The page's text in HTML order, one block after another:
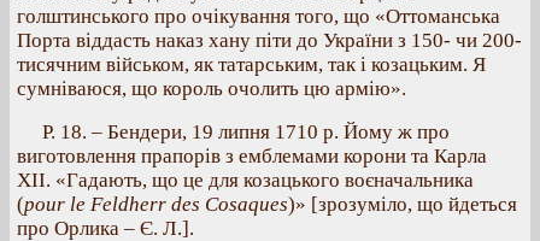
голштинського про очікування того, що «Оттоманська
Порта віддасть наказ хану піти до України з 150- чи 200-
тисячним військом, як татарським, так і козацьким. Я
сумніваюся, що король очолить цю армію».
Р. 18. – Бендери, 19 липня 1710 р. Йому ж про
виготовлення прапорів з емблемами корони та Карла
ХІІ. «Гадають, що це для козацького воєначальника
(pour le Feldherr des Cosaques)» [зрозуміло, що йдеться
про Орлика – Є. Л.].